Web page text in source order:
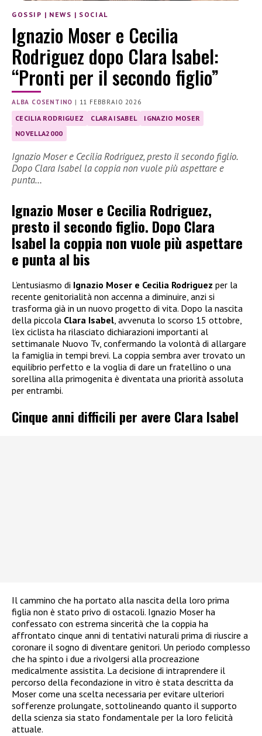
GOSSIP | NEWS | SOCIAL
Ignazio Moser e Cecilia
Rodriguez dopo Clara Isabel:
“Pronti per il secondo figlio”
ALBA COSENTINO | 11 FEBBRAIO 2026
CECILIA RODRIGUEZ CLARA ISABEL
IGNAZIO MOSER
NOVELLA2000
Ignazio Moser e Cecilia Rodriguez, presto il secondo figlio.
Dopo Clara Isabel la coppia non vuole più aspettare e
punta…
Ignazio Moser e Cecilia Rodriguez,
presto il secondo figlio. Dopo Clara
Isabel la coppia non vuole più aspettare
e punta al bis
L’entusiasmo di Ignazio Moser e Cecilia Rodriguez per la
recente genitorialità non accenna a diminuire, anzi si
trasforma già in un nuovo progetto di vita. Dopo la nascita
della piccola Clara Isabel , avvenuta lo scorso 15 ottobre,
l’ex ciclista ha rilasciato dichiarazioni importanti al
settimanale Nuovo Tv, confermando la volontà di allargare
la famiglia in tempi brevi. La coppia sembra aver trovato un
equilibrio perfetto e la voglia di dare un fratellino o una
sorellina alla primogenita è diventata una priorità assoluta
per entrambi.
Cinque anni difficili per avere Clara Isabel
Il cammino che ha portato alla nascita della loro prima
figlia non è stato privo di ostacoli. Ignazio Moser ha
confessato con estrema sincerità che la coppia ha
affrontato cinque anni di tentativi naturali prima di riuscire a
coronare il sogno di diventare genitori. Un periodo complesso
che ha spinto i due a rivolgersi alla procreazione
medicalmente assistita. La decisione di intraprendere il
percorso della fecondazione in vitro è stata descritta da
Moser come una scelta necessaria per evitare ulteriori
sofferenze prolungate, sottolineando quanto il supporto
della scienza sia stato fondamentale per la loro felicità
attuale.